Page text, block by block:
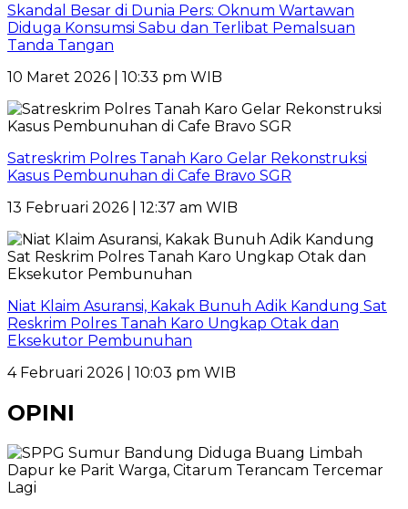
Skandal Besar di Dunia Pers: Oknum Wartawan
Diduga Konsumsi Sabu dan Terlibat Pemalsuan
Tanda Tangan
10 Maret 2026 | 10:33 pm WIB
Satreskrim Polres Tanah Karo Gelar Rekonstruksi
Kasus Pembunuhan di Cafe Bravo SGR
13 Februari 2026 | 12:37 am WIB
Niat Klaim Asuransi, Kakak Bunuh Adik Kandung Sat
Reskrim Polres Tanah Karo Ungkap Otak dan
Eksekutor Pembunuhan
4 Februari 2026 | 10:03 pm WIB
OPINI